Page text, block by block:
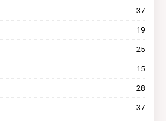
37
19
25
15
28
37